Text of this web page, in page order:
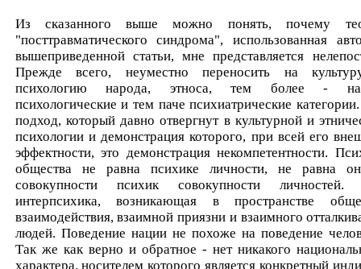
Из сказанного выше можно понять, почему
"посттравматического синдрома", использованная
вышеприведенной статьи, мне представляется
Прежде всего, неуместно переносить на
психологию народа, этноса, тем более -
психологические и тем паче психиатрические
подход, который давно отвергнут в культурной и
психологии и демонстрация которого, при всей его
эффектности, это демонстрация некомпетентности.
общества не равна психике личности, не равна
совокупности психик совокупности личностей.
интерпсихика, возникающая в пространстве
взаимодействия, взаимной приязни и взаимного
людей. Поведение нации не похоже на поведение
Так же как верно и обратное - нет никакого
характера, носителем которого является конкретный